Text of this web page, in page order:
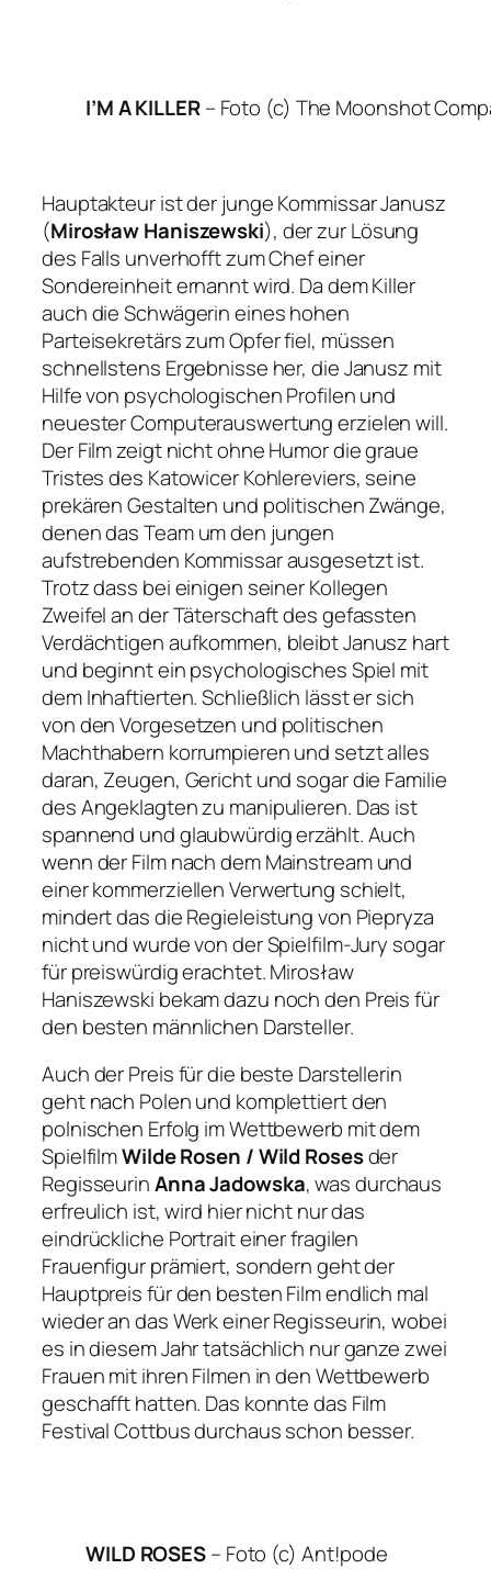
I’M A KILLER– Foto (c) The Moonshot
Hauptakteur ist der junge Kommissar Janusz
(Mirosław Haniszewski), der zur Lösung
des Falls unverhofft zum Chef einer
Sondereinheit ernannt wird. Da dem Killer
auch die Schwägerin eines hohen
Parteisekretärs zum Opfer fiel, müssen
schnellstens Ergebnisse her, die Janusz mit
Hilfe von psychologischen Profilen und
neuester Computerauswertung erzielen will.
Der Film zeigt nicht ohne Humor die graue
Tristes des Katowicer Kohlereviers, seine
prekären Gestalten und politischen Zwänge,
denen das Team um den jungen
aufstrebenden Kommissar ausgesetzt ist.
Trotz dass bei einigen seiner Kollegen
Zweifel an der Täterschaft des gefassten
Verdächtigen aufkommen, bleibt Janusz hart
und beginnt ein psychologisches Spiel mit
dem Inhaftierten. Schließlich lässt er sich
von den Vorgesetzen und politischen
Machthabern korrumpieren und setzt alles
daran, Zeugen, Gericht und sogar die Familie
des Angeklagten zu manipulieren. Das ist
spannend und glaubwürdig erzählt. Auch
wenn der Film nach dem Mainstream und
einer kommerziellen Verwertung schielt,
mindert das die Regieleistung von Piepryza
nicht und wurde von der Spielfilm-Jury sogar
für preiswürdig erachtet. Mirosław
Haniszewski bekam dazu noch den Preis für
den besten männlichen Darsteller.
Auch der Preis für die beste Darstellerin
geht nach Polen und komplettiert den
polnischen Erfolg im Wettbewerb mit dem
SpielfilmWilde Rosen / Wild Rosesder
RegisseurinAnna Jadowska, was durchaus
erfreulich ist, wird hier nicht nur das
eindrückliche Portrait einer fragilen
Frauenfigur prämiert, sondern geht der
Hauptpreis für den besten Film endlich mal
wieder an das Werk einer Regisseurin, wobei
es in diesem Jahr tatsächlich nur ganze zwei
Frauen mit ihren Filmen in den Wettbewerb
geschafft hatten. Das konnte das Film
Festival Cottbus durchaus schon besser.
WILD ROSES– Foto (c) Ant!pode